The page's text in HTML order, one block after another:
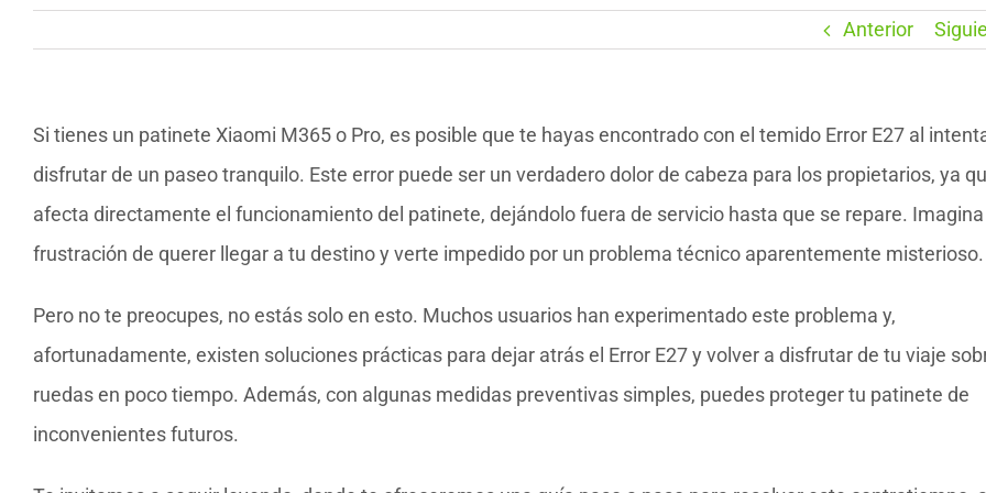
Anterior
Si tienes un patinete Xiaomi M365 o Pro, es posible que te hayas encontrado con el temido Error E27 al
disfrutar de un paseo tranquilo. Este error puede ser un verdadero dolor de cabeza para los propietarios, ya
afecta directamente el funcionamiento del patinete, dejándolo fuera de servicio hasta que se repare. Imagina
frustración de querer llegar a tu destino y verte impedido por un problema técnico aparentemente misterioso.
Pero no te preocupes, no estás solo en esto. Muchos usuarios han experimentado este problema y,
afortunadamente, existen soluciones prácticas para dejar atrás el Error E27 y volver a disfrutar de tu viaje
ruedas en poco tiempo. Además, con algunas medidas preventivas simples, puedes proteger tu patinete de
inconvenientes futuros.